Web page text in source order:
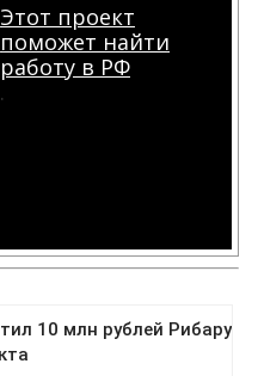
Этот проект
поможет найти
работу в РФ
.